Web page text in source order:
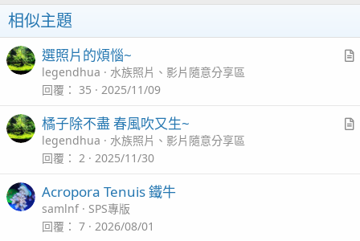
n
s
：
相似主題
c
選照片的煩惱~
legendhua
水族照片、影片隨意分享區
回覆
35 2025/11/09
橘子除不盡 春風吹又生~
legendhua
水族照片、影片隨意分享區
回覆
2 2025/11/30
Acropora Tenuis 鐵牛
samlnf
SPS專版
回覆
7 2026/08/01